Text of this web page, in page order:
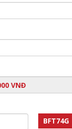
BFT74G